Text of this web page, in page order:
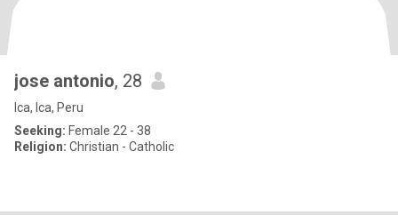
jose antonio, 28
Ica, Ica, Peru
Seeking: Female 22 - 38
Religion: Christian - Catholic